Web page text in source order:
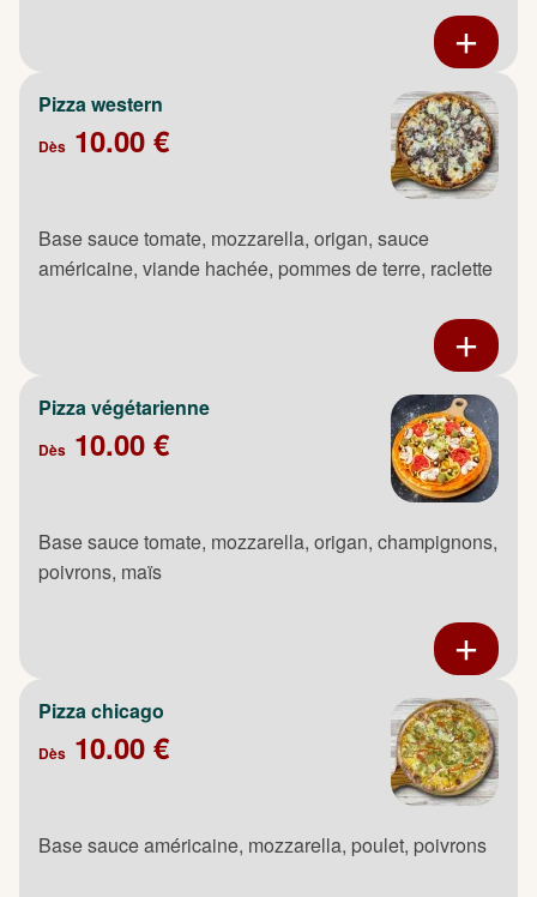
Pizza western
Dès 10.00 €
Base sauce tomate, mozzarella, origan, sauce
américaine, viande hachée, pommes de terre, raclette
Pizza végétarienne
Dès 10.00 €
Base sauce tomate, mozzarella, origan, champignons,
poivrons, maïs
Pizza chicago
Dès 10.00 €
Base sauce américaine, mozzarella, poulet, poivrons